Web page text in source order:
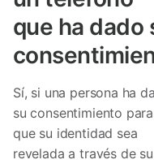
que ha dado
Sí, si una persona ha
su consentimiento para
que su identidad sea
revelada a través de su